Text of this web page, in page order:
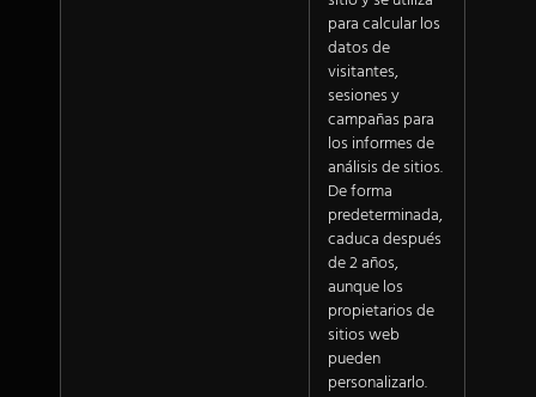
para calcular los
datos de
visitantes,
sesiones y
campañas para
los informes de
análisis de sitios.
De forma
predeterminada,
caduca después
de 2 años,
aunque los
propietarios de
sitios web
pueden
personalizarlo.